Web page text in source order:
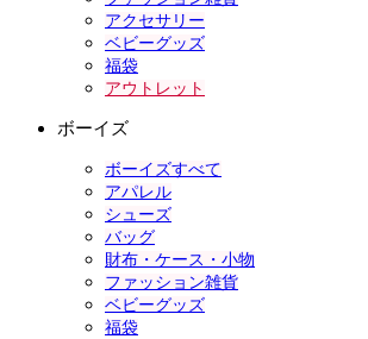
アクセサリー
ベビーグッズ
福袋
アウトレット
ボーイズ
ボーイズすべて
アパレル
シューズ
バッグ
財布・ケース・小物
ファッション雑貨
ベビーグッズ
福袋